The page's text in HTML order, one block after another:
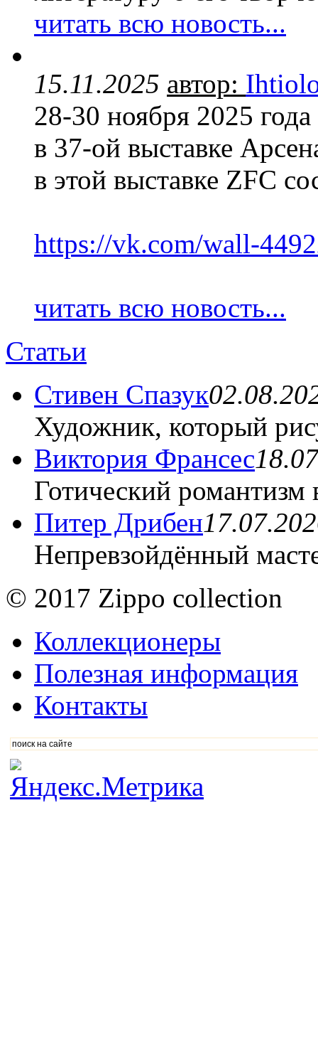
читать всю новость...
15.11.2025 автор:
28-30 ноября 2025
в 37-ой выставке
в этой выставке ZFC
https://vk.com/wall-
читать всю новость...
Статьи
Стивен Спазук
Художник, который
Виктория Франсес
Готический романтизм
Питер Дрибен
Непревзойдённый
© 2017 Zippo collection
Коллекционеры
Полезная информация
Контакты